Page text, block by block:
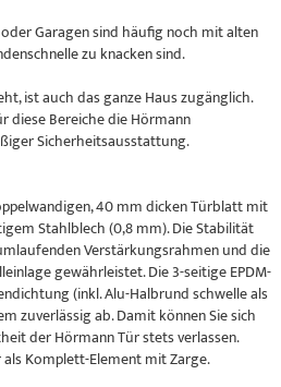
Garagen sind häufig noch mit alten
zu knacken sind.
ist auch das ganze Haus zugänglich.
diese Bereiche die Hörmann
Sicherheitsausstattung.
40 mm dicken Türblatt mit
Stahlblech (0,8 mm). Die Stabilität
Verstärkungsrahmen und die
gewährleistet. Die 3-seitige EPDM-
(inkl. Alu-Halbrund schwelle als
zuverlässig ab. Damit können Sie sich
der Hörmann Tür stets verlassen.
Komplett-Element mit Zarge.